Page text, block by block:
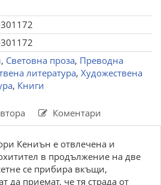
, Световна проза, Преводна
литература, Художествена
, Книги
Коментари
Кениън е отвлечена и
в продължение на две
се прибира вкъщи,
да приемат, че тя страда от